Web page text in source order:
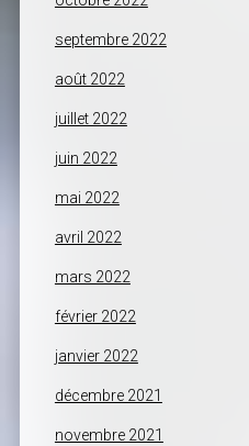
septembre 2022
août 2022
juillet 2022
juin 2022
mai 2022
avril 2022
mars 2022
février 2022
janvier 2022
décembre 2021
novembre 2021